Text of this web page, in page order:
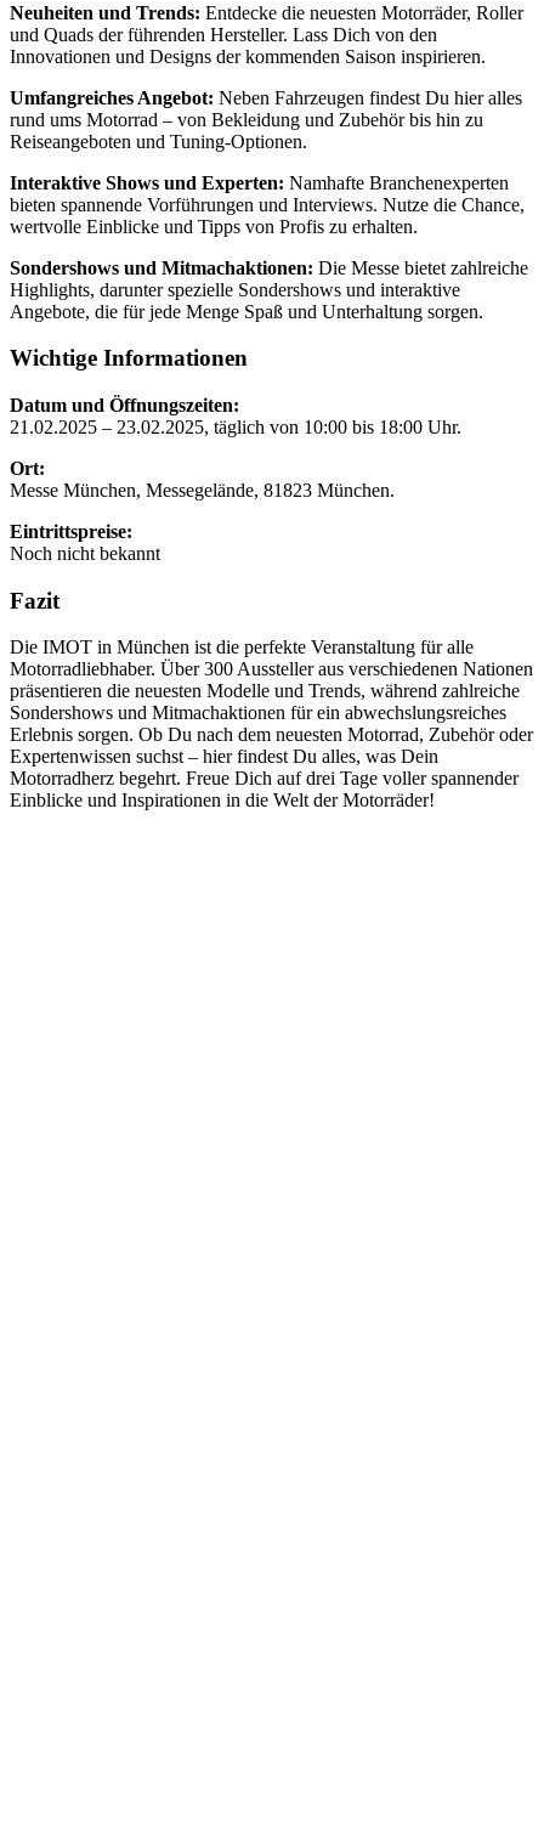
Neuheiten und Trends: Entdecke die neuesten Motorräder, Roller
und Quads der führenden Hersteller. Lass Dich von den
Innovationen und Designs der kommenden Saison inspirieren.
Umfangreiches Angebot: Neben Fahrzeugen findest Du hier alles
rund ums Motorrad – von Bekleidung und Zubehör bis hin zu
Reiseangeboten und Tuning-Optionen.
Interaktive Shows und Experten: Namhafte Branchenexperten
bieten spannende Vorführungen und Interviews. Nutze die Chance,
wertvolle Einblicke und Tipps von Profis zu erhalten.
Sondershows und Mitmachaktionen: Die Messe bietet zahlreiche
Highlights, darunter spezielle Sondershows und interaktive
Angebote, die für jede Menge Spaß und Unterhaltung sorgen.
Wichtige Informationen
Datum und Öffnungszeiten:
21.02.2025 – 23.02.2025, täglich von 10:00 bis 18:00 Uhr.
Ort:
Messe München, Messegelände, 81823 München.
Eintrittspreise:
Noch nicht bekannt
Fazit
Die IMOT in München ist die perfekte Veranstaltung für alle
Motorradliebhaber. Über 300 Aussteller aus verschiedenen Nationen
präsentieren die neuesten Modelle und Trends, während zahlreiche
Sondershows und Mitmachaktionen für ein abwechslungsreiches
Erlebnis sorgen. Ob Du nach dem neuesten Motorrad, Zubehör oder
Expertenwissen suchst – hier findest Du alles, was Dein
Motorradherz begehrt. Freue Dich auf drei Tage voller spannender
Einblicke und Inspirationen in die Welt der Motorräder!